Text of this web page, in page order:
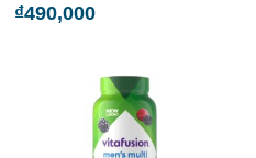
₫490,000